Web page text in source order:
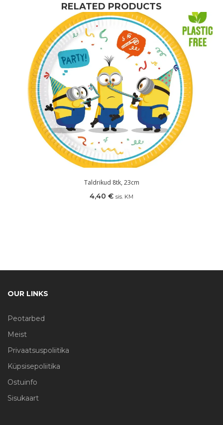
RELATED PRODUCTS
Taldrikud 8tk, 23cm
4,40 € sis. KM
OUR LINKS
Peotarbed
Meist
Privaatsuspoliitika
Küpsisepoliitika
Ostuinfo
Sisukaart